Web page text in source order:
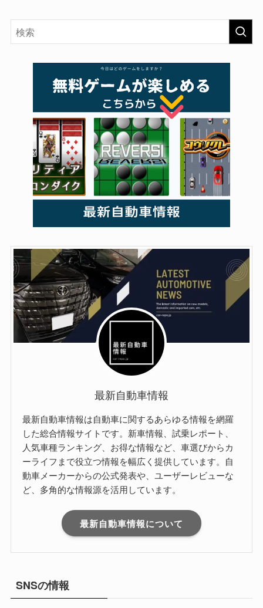
最新自動車情報
最新自動車情報は自動車に関するあらゆる情報を網羅
した総合情報サイトです。新車情報、試乗レポート、
人気車種ランキング、お得な情報など、車選びからカ
ーライフまで役立つ情報を幅広く提供しています。自
動車メーカーからの公式発表や、ユーザーレビューな
ど、多角的な情報源を活用しています。
最新自動車情報について
SNSの情報